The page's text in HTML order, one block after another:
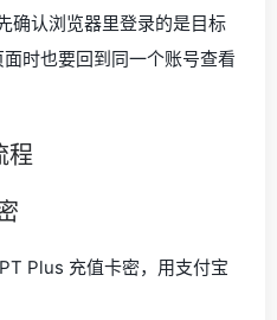
确认浏览器里登录的是目标
时也要回到同一个账号查看
程
Plus 充值卡密，用支付宝